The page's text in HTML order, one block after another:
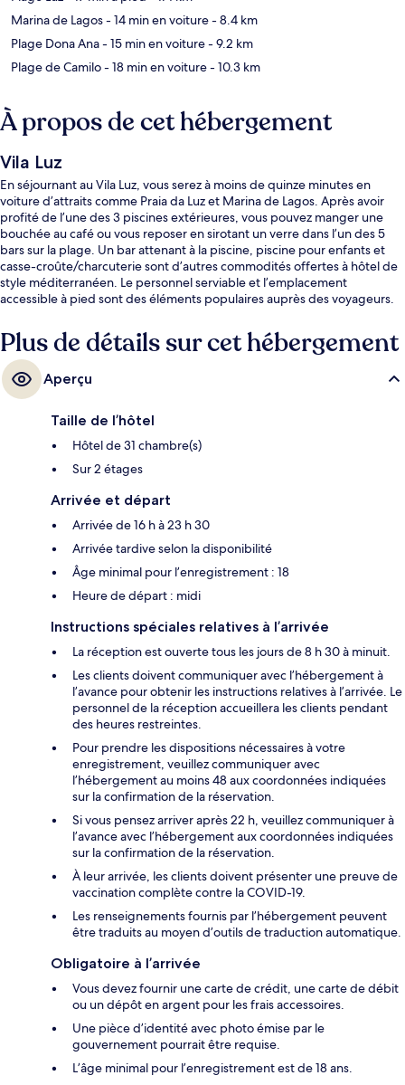
Marina de Lagos- 14 min en voiture- 8.4 km
Plage Dona Ana- 15 min en voiture- 9.2 km
Plage de Camilo- 18 min en voiture- 10.3 km
À propos de cet hébergement
Vila Luz
En séjournant au Vila Luz, vous serez à moins de quinze minutes en
voiture d’attraits comme Praia da Luz et Marina de Lagos. Après avoir
profité de l’une des 3 piscines extérieures, vous pouvez manger une
bouchée au café ou vous reposer en sirotant un verre dans l’un des 5
bars sur la plage. Un bar attenant à la piscine, piscine pour enfants et
casse-croûte/charcuterie sont d’autres commodités offertes à hôtel de
style méditerranéen. Le personnel serviable et l’emplacement
accessible à pied sont des éléments populaires auprès des voyageurs.
Plus de détails sur cet hébergement
Aperçu
Taille de l’hôtel
Hôtel de 31 chambre(s)
Sur 2 étages
Arrivée et départ
Arrivée de 16 h à 23 h 30
Arrivée tardive selon la disponibilité
Âge minimal pour l’enregistrement : 18
Heure de départ : midi
Instructions spéciales relatives à l’arrivée
La réception est ouverte tous les jours de 8 h 30 à minuit.
Les clients doivent communiquer avec l’hébergement à
l’avance pour obtenir les instructions relatives à l’arrivée. Le
personnel de la réception accueillera les clients pendant
des heures restreintes.
Pour prendre les dispositions nécessaires à votre
enregistrement, veuillez communiquer avec
l’hébergement au moins 48 aux coordonnées indiquées
sur la confirmation de la réservation.
Si vous pensez arriver après 22 h, veuillez communiquer à
l’avance avec l’hébergement aux coordonnées indiquées
sur la confirmation de la réservation.
À leur arrivée, les clients doivent présenter une preuve de
vaccination complète contre la COVID-19.
Les renseignements fournis par l’hébergement peuvent
être traduits au moyen d’outils de traduction automatique.
Obligatoire à l’arrivée
Vous devez fournir une carte de crédit, une carte de débit
ou un dépôt en argent pour les frais accessoires.
Une pièce d’identité avec photo émise par le
gouvernement pourrait être requise.
L’âge minimal pour l’enregistrement est de 18 ans.